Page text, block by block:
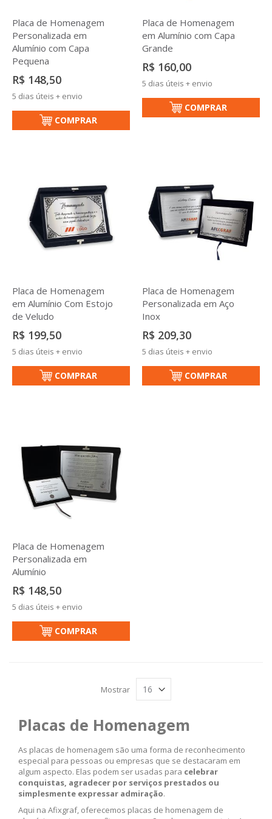
Placa de Homenagem
Personalizada em
Alumínio com Capa
Pequena
R$ 148,50
5 dias úteis + envio
COMPRAR
Placa de Homenagem
em Alumínio com Capa
Grande
R$ 160,00
5 dias úteis + envio
COMPRAR
Placa de Homenagem
em Alumínio Com Estojo
de Veludo
R$ 199,50
5 dias úteis + envio
COMPRAR
Placa de Homenagem
Personalizada em Aço
Inox
R$ 209,30
5 dias úteis + envio
COMPRAR
Placa de Homenagem
Personalizada em
Alumínio
R$ 148,50
5 dias úteis + envio
COMPRAR
Mostrar
Placas de Homenagem
As placas de homenagem são uma forma de reconhecimento
especial para pessoas ou empresas que se destacaram em
algum aspecto. Elas podem ser usadas para celebrar
conquistas, agradecer por serviços prestados ou
simplesmente expressar admiração.
Aqui na Afixgraf, oferecemos placas de homenagem de